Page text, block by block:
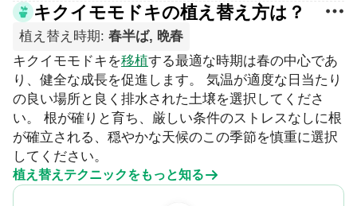
キクイモモドキの植え替え方は？
植え替え時期: 春半ば, 晩春
キクイモモドキを移植する最適な時期は春の中心であ
り、健全な成長を促進します。 気温が適度な日当たり
の良い場所と良く排水された土壌を選択してくださ
い。 根が確りと育ち、厳しい条件のストレスなしに根
が確立される、穏やかな天候のこの季節を慎重に選択
してください。
植え替えテクニックをもっと知る